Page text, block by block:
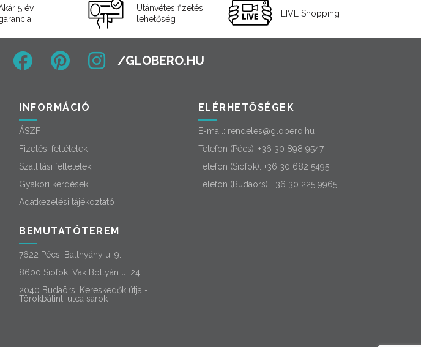
5 év
Utánvétes fizetési
lehetőség
LIVE Shopping
INFORMÁCIÓ
ÁSZF
Fizetési feltételek
Szállítási feltételek
Gyakori kérdések
Adatkezelési tájékoztató
BEMUTATÓTEREM
7622 Pécs, Batthyány u. 9.
8600 Siófok, Vak Bottyán u. 24.
2040 Budaörs, Kereskedők útja -
Törökbálinti utca sarok
ELÉRHETŐSÉGEK
E-mail: rendeles@globero.hu
Telefon (Pécs): +36 30 898 9547
Telefon (Siófok): +36 30 682 5495
Telefon (Budaörs): +36 30 225 9965